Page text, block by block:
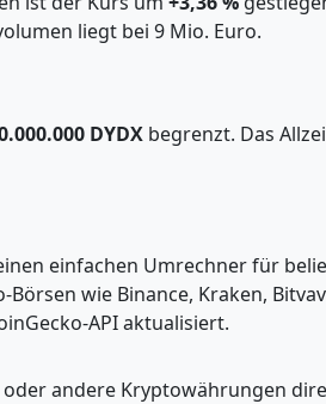
liegt bei 9 Mio. Euro.
DYDX begrenzt. Das
einfachen Umrechner für
wie Binance, Kraken,
API aktualisiert.
andere Kryptowährungen